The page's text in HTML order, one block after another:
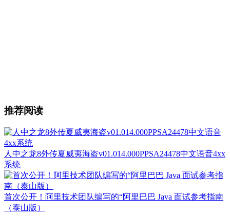
推荐阅读
人中之龙8外传夏威夷海盗v01.014.000PPSA24478中文语音4xx
系统
首次公开！阿里技术团队编写的“阿里巴巴 Java 面试参考指南
（泰山版）